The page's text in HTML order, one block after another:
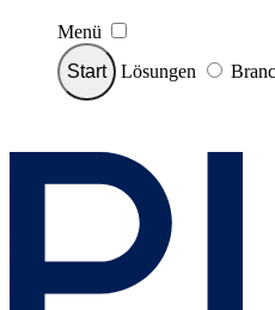
Menü
Start
Lösungen